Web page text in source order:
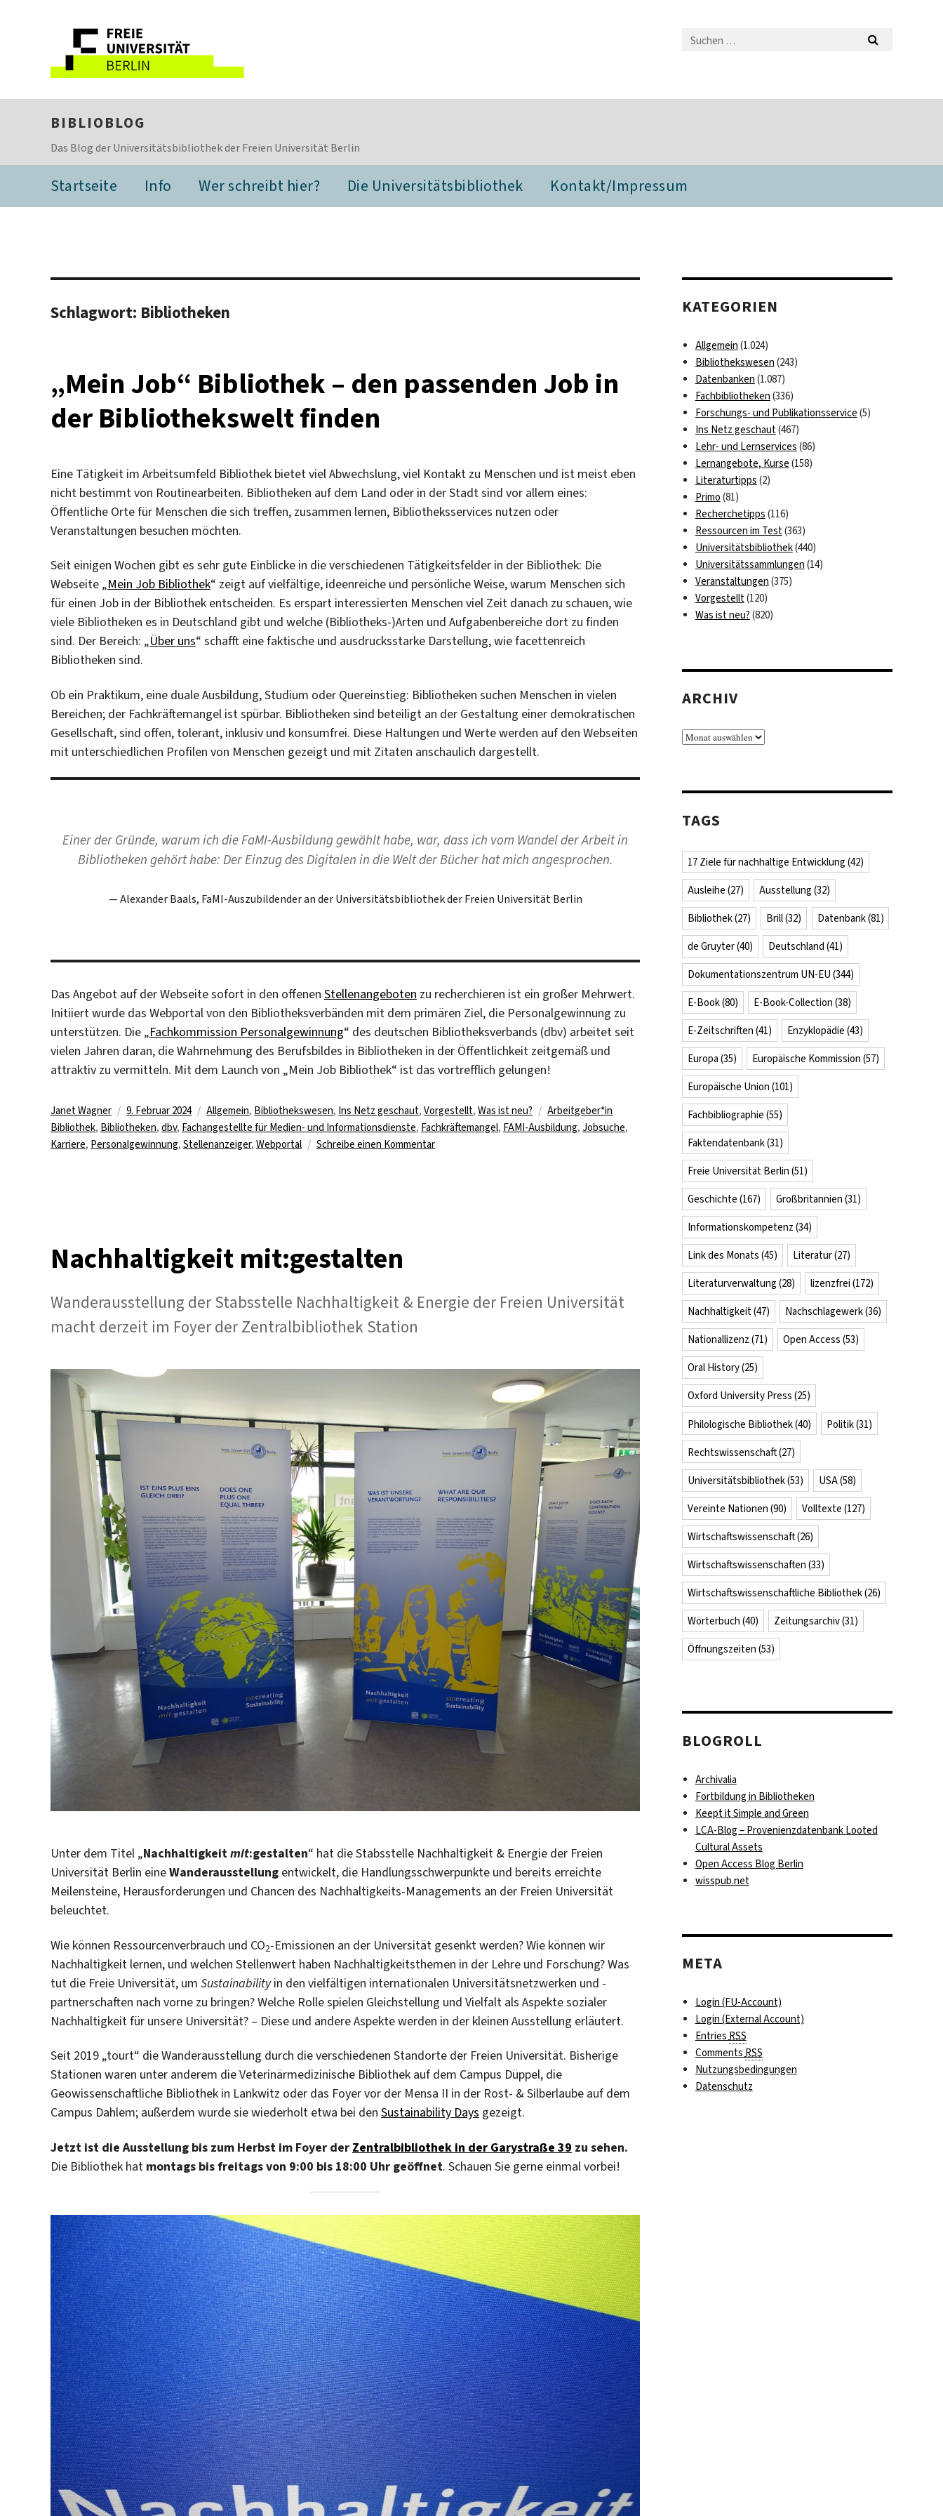
BIBLIOBLOG
Das Blog der Universitätsbibliothek der Freien Universität Berlin
Startseite Info Wer schreibt hier? Die Universitätsbibliothek Kontakt/Impressum
Schlagwort: Bibliotheken
„Mein Job“ Bibliothek – den passenden Job in
der Bibliothekswelt finden
Eine Tätigkeit im Arbeitsumfeld Bibliothek bietet viel Abwechslung, viel Kontakt zu Menschen und ist meist eben
nicht bestimmt von Routinearbeiten. Bibliotheken auf dem Land oder in der Stadt sind vor allem eines:
Öffentliche Orte für Menschen die sich treffen, zusammen lernen, Bibliotheksservices nutzen oder
Veranstaltungen besuchen möchten.
Seit einigen Wochen gibt es sehr gute Einblicke in die verschiedenen Tätigkeitsfelder in der Bibliothek: Die
Webseite „Mein Job Bibliothek“ zeigt auf vielfältige, ideenreiche und persönliche Weise, warum Menschen sich
für einen Job in der Bibliothek entscheiden. Es erspart interessierten Menschen viel Zeit danach zu schauen, wie
viele Bibliotheken es in Deutschland gibt und welche (Bibliotheks-)Arten und Aufgabenbereiche dort zu finden
sind. Der Bereich: „Über uns“ schafft eine faktische und ausdrucksstarke Darstellung, wie facettenreich
Bibliotheken sind.
Ob ein Praktikum, eine duale Ausbildung, Studium oder Quereinstieg: Bibliotheken suchen Menschen in vielen
Bereichen; der Fachkräftemangel ist spürbar. Bibliotheken sind beteiligt an der Gestaltung einer demokratischen
Gesellschaft, sind offen, tolerant, inklusiv und konsumfrei. Diese Haltungen und Werte werden auf den Webseiten
mit unterschiedlichen Profilen von Menschen gezeigt und mit Zitaten anschaulich dargestellt.
Einer der Gründe, warum ich die FaMI-Ausbildung gewählt habe, war, dass ich vom Wandel der Arbeit in
Bibliotheken gehört habe: Der Einzug des Digitalen in die Welt der Bücher hat mich angesprochen.
Alexander Baals, FaMI-Auszubildender an der Universitätsbibliothek der Freien Universität Berlin
Das Angebot auf der Webseite sofort in den offenen Stellenangeboten zu recherchieren ist ein großer Mehrwert.
Initiiert wurde das Webportal von den Bibliotheksverbänden mit dem primären Ziel, die Personalgewinnung zu
unterstützen. Die „Fachkommission Personalgewinnung“ des deutschen Bibliotheksverbands (dbv) arbeitet seit
vielen Jahren daran, die Wahrnehmung des Berufsbildes in Bibliotheken in der Öffentlichkeit zeitgemäß und
attraktiv zu vermitteln. Mit dem Launch von „Mein Job Bibliothek“ ist das vortrefflich gelungen!
Autor
Janet Wagner
Veröffentlicht
am
9. Februar 2024 Kategorien
Allgemein, Bibliothekswesen, Ins Netz geschaut,Vorgestellt,Was ist neu? Schlagwörter
Arbeitgeber*in
Bibliothek, Bibliotheken, dbv, Fachangestellte für Medien- und Informationsdienste, Fachkräftemangel, FAMI-Ausbildung, Jobsuche,
Karriere, Personalgewinnung, Stellenanzeiger, Webportal Schreibe einen Kommentarzu
Bibliothekswelt
Nachhaltigkeit mit:gestalten
Wanderausstellung der Stabsstelle Nachhaltigkeit & Energie der Freien Universität
macht derzeit im Foyer der Zentralbibliothek Station
Unter dem Titel „Nachhaltigkeitmit:gestalten“ hat die Stabsstelle Nachhaltigkeit & Energie der Freien
Universität Berlin eineWanderausstellung entwickelt, die Handlungsschwerpunkte und bereits erreichte
Meilensteine, Herausforderungen und Chancen des Nachhaltigkeits-Managements an der Freien Universität
beleuchtet.
Wie können Ressourcenverbrauch und CO2-Emissionen an der Universität gesenkt werden? Wie können wir
Nachhaltigkeit lernen, und welchen Stellenwert haben Nachhaltigkeitsthemen in der Lehre und Forschung? Was
tut die Freie Universität, um Sustainabilityin den vielfältigen internationalen Universitätsnetzwerken und -
partnerschaften nach vorne zu bringen? Welche Rolle spielen Gleichstellung und Vielfalt als Aspekte sozialer
Nachhaltigkeit für unsere Universität? – Diese und andere Aspekte werden in der kleinen Ausstellung erläutert.
Seit 2019 „tourt“ die Wanderausstellung durch die verschiedenen Standorte der Freien Universität. Bisherige
Stationen waren unter anderem die Veterinärmedizinische Bibliothek auf dem Campus Düppel, die
Geowissenschaftliche Bibliothek in Lankwitz oder das Foyer vor der Mensa II in der Rost- & Silberlaube auf dem
Campus Dahlem; außerdem wurde sie wiederholt etwa bei den Sustainability Days gezeigt.
Jetzt ist die Ausstellung bis zum Herbst im Foyer der Zentralbibliothek in der Garystraße 39 zu sehen.
Die Bibliothek hat montags bis freitags von 9:00 bis 18:00 Uhr geöffnet. Schauen Sie gerne einmal vorbei!
KATEGORIEN
Allgemein (1.024)
Bibliothekswesen (243)
Datenbanken (1.087)
Fachbibliotheken (336)
Forschungs- und Publikationsservice (5)
Ins Netz geschaut(467)
Lehr- und Lernservices (86)
Lernangebote, Kurse (158)
Literaturtipps (2)
Primo (81)
Recherchetipps (116)
Ressourcen im Test(363)
Universitätsbibliothek(440)
Universitätssammlungen (14)
Veranstaltungen (375)
Vorgestellt(120)
Was ist neu? (820)
ARCHIV
Archiv
TAGS
17 Ziele für nachhaltige Entwicklung (42)
Ausleihe (27) Ausstellung (32)
Bibliothek(27) Brill(32) Datenbank(81)
de Gruyter(40) Deutschland (41)
Dokumentationszentrum UN-EU (344)
E-Book(80) E-Book-Collection (38)
E-Zeitschriften (41) Enzyklopädie (43)
Europa (35) Europäische Kommission (57)
Europäische Union (101)
Fachbibliographie (55)
Faktendatenbank(31)
Freie Universität Berlin (51)
Geschichte (167) Großbritannien (31)
Informationskompetenz (34)
Link des Monats (45) Literatur(27)
Literaturverwaltung (28) lizenzfrei (172)
Nachhaltigkeit(47) Nachschlagewerk(36)
Nationallizenz (71) Open Access (53)
Oral History(25)
Oxford University Press (25)
Philologische Bibliothek(40) Politik(31)
Rechtswissenschaft(27)
Universitätsbibliothek(53) USA(58)
Vereinte Nationen (90) Volltexte (127)
Wirtschaftswissenschaft(26)
Wirtschaftswissenschaften (33)
Wirtschaftswissenschaftliche Bibliothek(26)
Wörterbuch (40) Zeitungsarchiv(31)
Öffnungszeiten (53)
BLOGROLL
Archivalia
Fortbildung in Bibliotheken
Keept it Simple and Green
LCA-Blog – Provenienzdatenbank Looted
Cultural Assets
Open Access Blog Berlin
wisspub.net
META
Login (FU-Account)
Login (External Account)
EntriesRSS
CommentsRSS
Nutzungsbedingungen
Datenschutz